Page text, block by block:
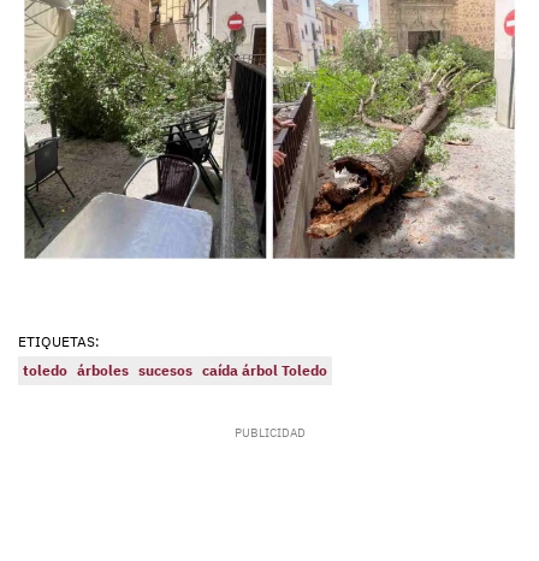
ETIQUETAS:
toledo árboles sucesos caída árbol Toledo